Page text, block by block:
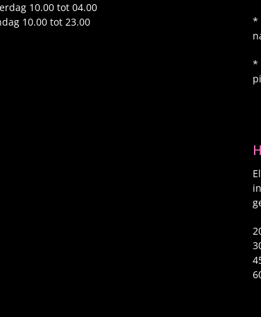
10.00 tot 04.00
10.00 tot 23.00
*
*